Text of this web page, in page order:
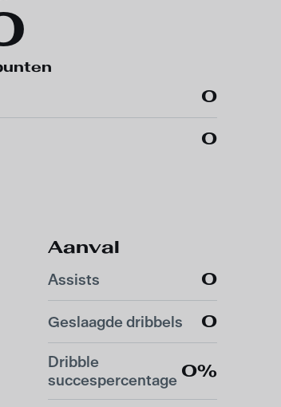
0
0
Aanval
Assists 0
Geslaagde dribbels 0
Dribble
succespercentage 0%